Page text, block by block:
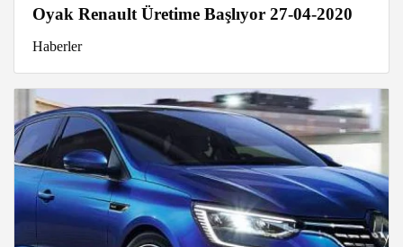
Oyak Renault Üretime Başlıyor 27-04-2020
Haberler